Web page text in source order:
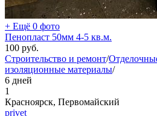
+ Ещё 0 фото
Пенопласт 50мм 4-5 кв.м.
100 руб.
Строительство и ремонт/
изоляционные материалы/
6 дней
1
Красноярск, Первомайский
privet